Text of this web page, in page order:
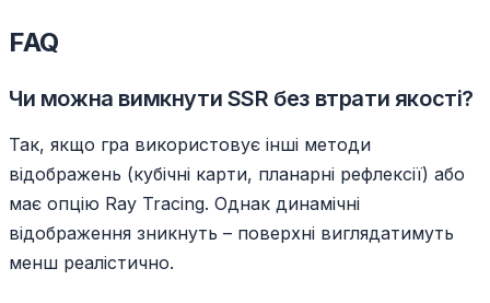
FAQ
Чи можна вимкнути SSR без втрати якості?
Так, якщо гра використовує інші методи
відображень (кубічні карти, планарні рефлексії) або
має опцію Ray Tracing. Однак динамічні
відображення зникнуть – поверхні виглядатимуть
менш реалістично.